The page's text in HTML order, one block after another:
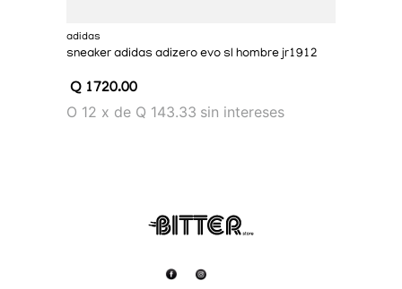
adidas
sneaker adidas adizero evo sl hombre jr1912
Q 1720.00
O 12 x de Q 143.33 sin intereses